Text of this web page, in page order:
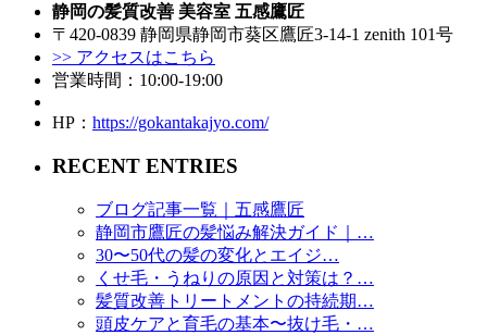
静岡の髪質改善 美容室 五感鷹匠
〒420-0839 静岡県静岡市葵区鷹匠3-14-1 zenith 101号
>> アクセスはこちら
営業時間：10:00-19:00
HP： https://gokantakajyo.com/
RECENT ENTRIES
ブログ記事一覧｜五感鷹匠
静岡市鷹匠の髪悩み解決ガイド｜…
30〜50代の髪の変化とエイジ…
くせ毛・うねりの原因と対策は？…
髪質改善トリートメントの持続期…
頭皮ケアと育毛の基本〜抜け毛・…